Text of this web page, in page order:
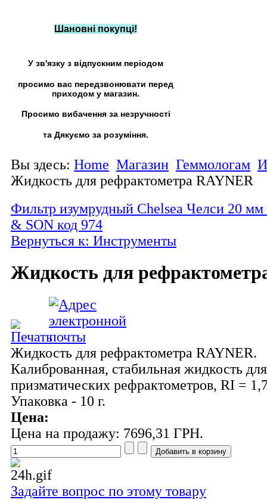
Шановні покупці!
У зв'язку з відпускним періодом
просимо вас передзвонювати перед
приходом у магазин.
Просимо вибачення за незручності
та Дякуємо за розуміння.
Вы здесь: Home Магазин Геммологам
Жидкость для рефрактометра RAYNER
Фильтр изумрудный Chelsea Челси 20
& SON код 974
Вернуться к: Инструменты
Жидкость для
Жидкость для рефрактометра RAYNER.
Калиброванная, стабильная жидкость
призматических рефрактометров, RI =
Упаковка - 10 г.
Цена:
Цена на продажу: 7696,31 ГРН.
Задайте вопрос по этому товару